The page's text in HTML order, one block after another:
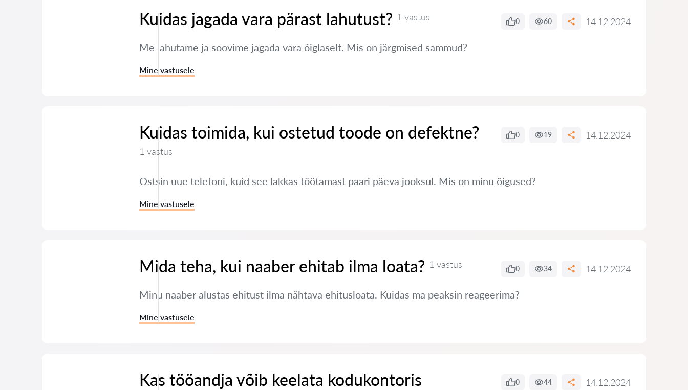
Kuidas jagada vara pärast lahutust? 1 vastus 0 60 14.12.2024
Me lahutame ja soovime jagada vara õiglaselt. Mis on järgmised sammud?
Mine vastusele
Kuidas toimida, kui ostetud toode on defektne?
1 vastus
0 19 14.12.2024
Ostsin uue telefoni, kuid see lakkas töötamast paari päeva jooksul. Mis on minu õigused?
Mine vastusele
Mida teha, kui naaber ehitab ilma loata? 1 vastus 0 34 14.12.2024
Minu naaber alustas ehitust ilma nähtava ehitusloata. Kuidas ma peaksin reageerima?
Mine vastusele
Kas tööandja võib keelata kodukontoris
0 44 14.12.2024